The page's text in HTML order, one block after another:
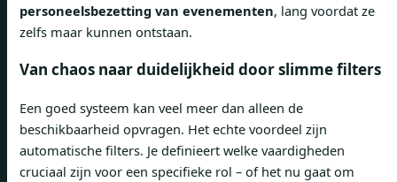
personeelsbezetting van evenementen, lang voordat ze
zelfs maar kunnen ontstaan.
Van chaos naar duidelijkheid door slimme filters
Een goed systeem kan veel meer dan alleen de
beschikbaarheid opvragen. Het echte voordeel zijn
automatische filters. Je definieert welke vaardigheden
cruciaal zijn voor een specifieke rol – of het nu gaat om